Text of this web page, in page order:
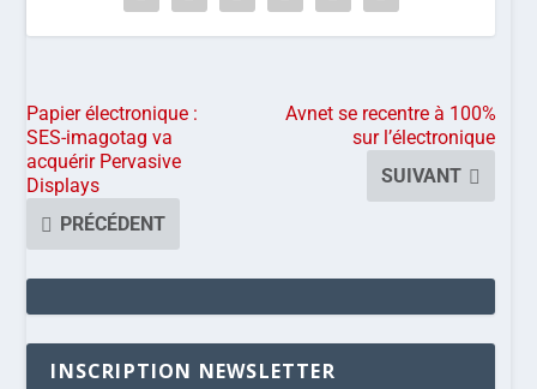
Papier électronique :
SES-imagotag va
acquérir Pervasive
Displays
PRÉCÉDENT
Avnet se recentre à 100%
sur l’électronique
SUIVANT
INSCRIPTION NEWSLETTER